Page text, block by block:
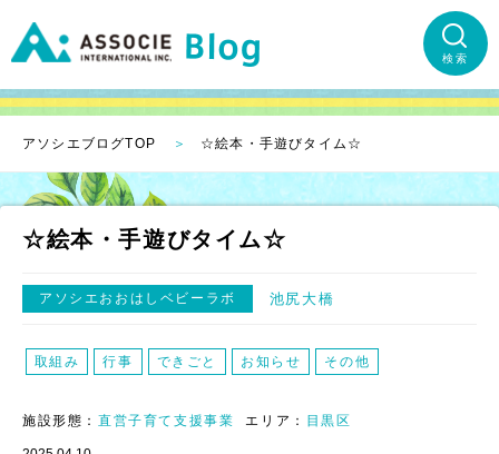
検索
アソシエブログTOP ☆絵本・手遊びタイム☆
☆絵本・手遊びタイム☆
アソシエおおはしベビーラボ 池尻大橋
取組み 行事 できごと お知らせ その他
施設形態： 直営子育て支援事業 エリア： 目黒区